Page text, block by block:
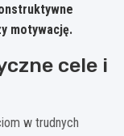
motywację.
cele i
w trudnych